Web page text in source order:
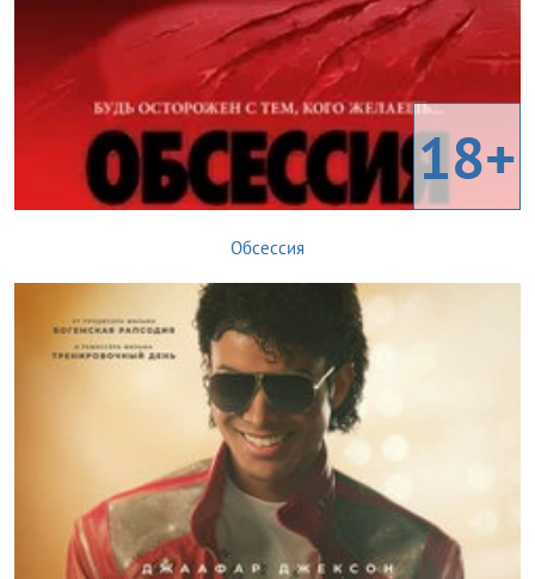
18+
Обсессия